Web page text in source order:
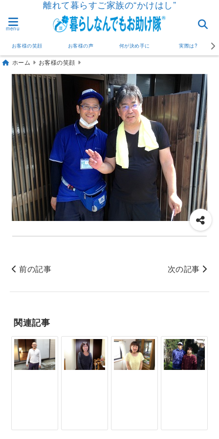
離れて暮らすご家族の“かけはし”
menu
お客様の笑顔 お客様の声 何が決め手に 実際は?
ホーム お客様の笑顔
前の記事 次の記事
関連記事